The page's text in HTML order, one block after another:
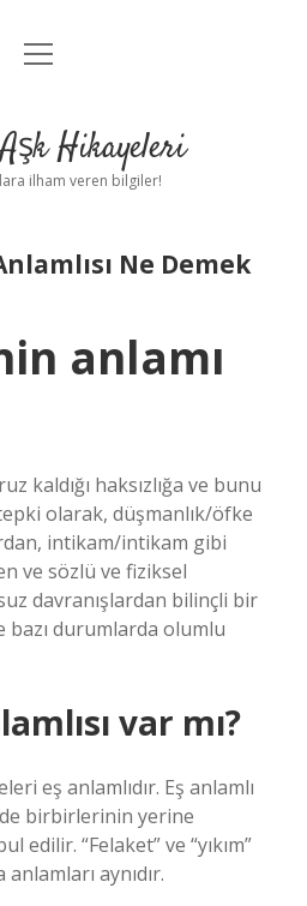
Anasayfa
Uyarı
menüyü
Hikayeleri
ilham veren bilgiler!
Ne Demek
anlamı
kaldığı haksızlığa ve bunu
olarak, düşmanlık/öfke
intikam/intikam gibi
ve sözlü ve fiziksel
davranışlardan bilinçli bir
bazı durumlarda olumlu
var mı?
eş anlamlıdır. Eş anlamlı
birbirlerinin yerine
edilir. “Felaket” ve “yıkım”
aynıdır.